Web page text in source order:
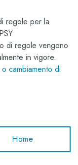
regole per la
di regole vengono
in vigore.
cambiamento di
Home